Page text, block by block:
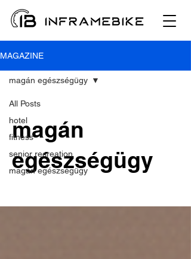
MAGAZINE
All Posts
hotel
fitness
senior recreation
magán egészségügy
magán egészségügy
magán
egészségügy